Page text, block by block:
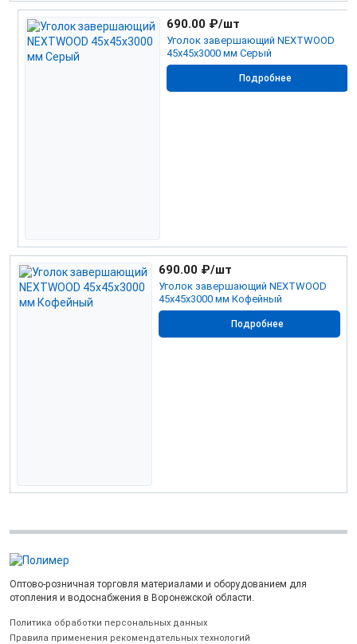
Уголок завершающий NEXTWOOD
45х45х3000 мм Серый
690.00 ₽/шт
Подробнее
Уголок завершающий NEXTWOOD
45х45х3000 мм Кофейный
690.00 ₽/шт
Подробнее
Оптово-розничная торговля материалами и оборудованием для
отопления и водоснабжения в Воронежской области.
Политика обработки персональных данных
Правила применения рекомендательных технологий